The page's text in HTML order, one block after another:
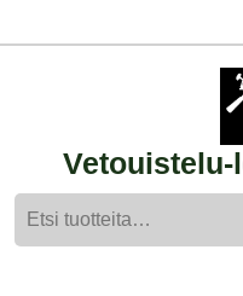
Vetouistelu-